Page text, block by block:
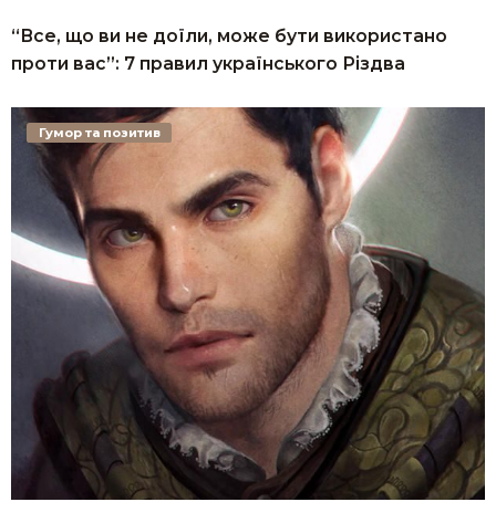
“Все, що ви не доїли, може бути використано
проти вас”: 7 правил українського Різдва
Гумор та позитив